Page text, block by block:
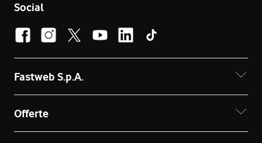
Social
Fastweb S.p.A.
Offerte